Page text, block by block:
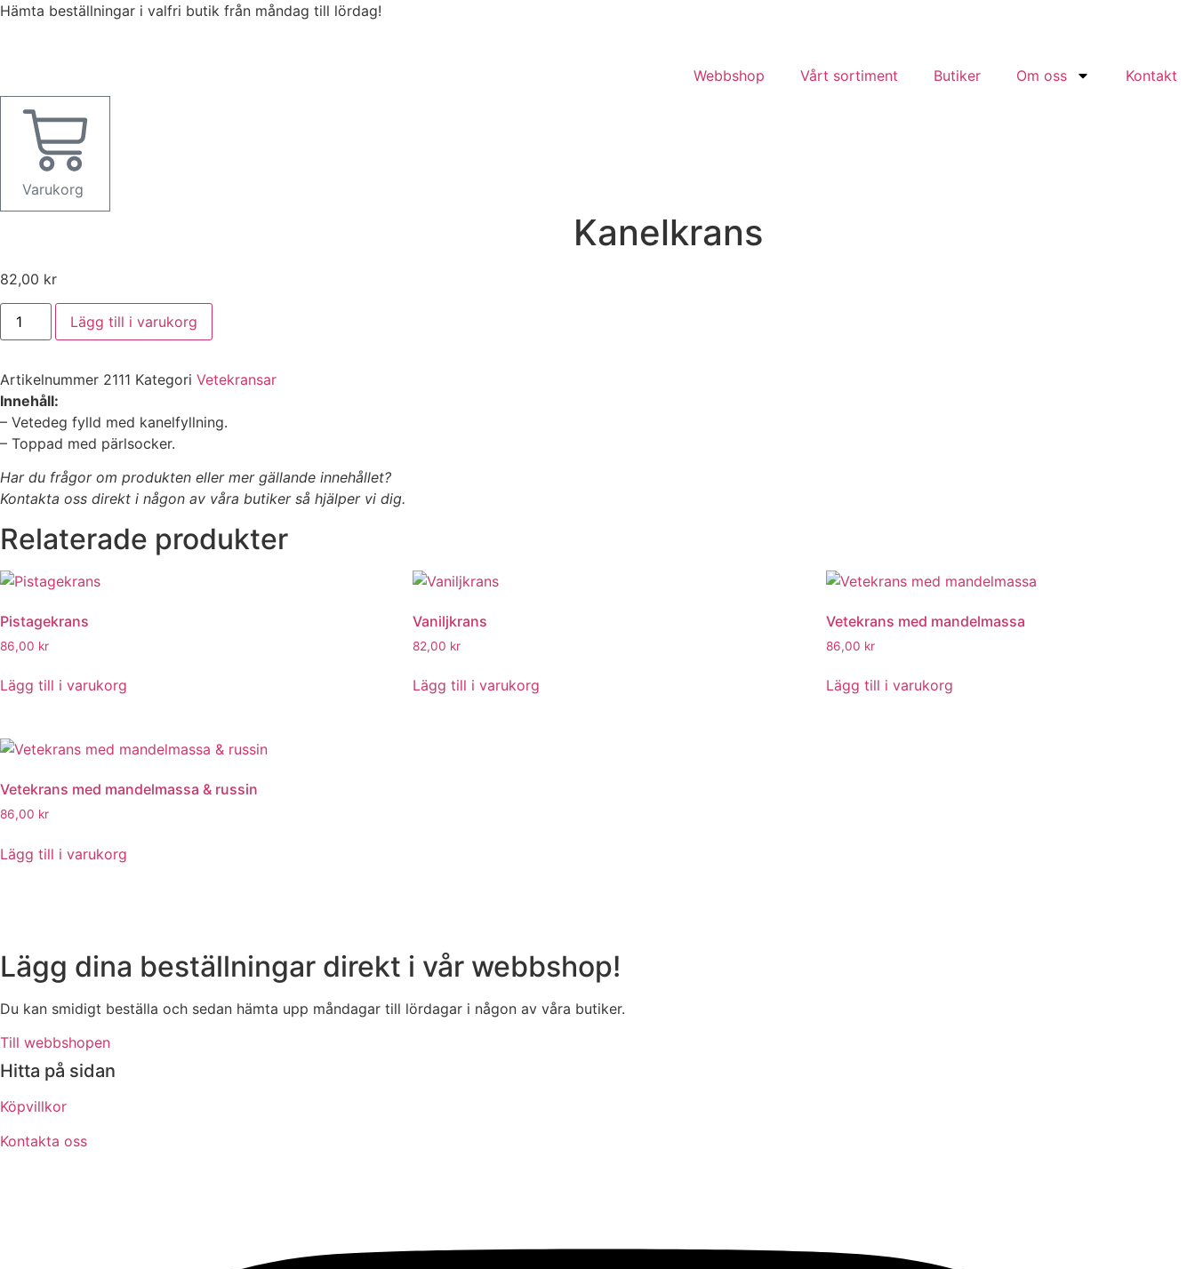
Hoppa
Hämta beställningar i valfri butik från måndag till lördag!
Webbshop Vårt sortiment Butiker Om oss Kontakt
Varukorg
Kanelkrans
82,00 kr
Kanelkrans
mängd
Lägg till i varukorg
Artikelnummer 2111 Kategori Vetekransar
Innehåll:
– Vetedeg fylld med kanelfyllning.
– Toppad med pärlsocker.
Har du frågor om produkten eller mer gällande innehållet?
Kontakta oss direkt i någon av våra butiker så hjälper vi dig.
Relaterade produkter
Pistagekrans
86,00 kr
Lägg till i varukorg
Vaniljkrans
82,00 kr
Lägg till i varukorg
Vetekrans med mandelmassa
86,00 kr
Lägg till i varukorg
Vetekrans med mandelmassa & russin
86,00 kr
Lägg till i varukorg
Lägg dina beställningar direkt i vår webbshop!
Du kan smidigt beställa och sedan hämta upp måndagar till lördagar i någon av våra butiker.
Till webbshopen
Hitta på sidan
Köpvillkor
Kontakta oss